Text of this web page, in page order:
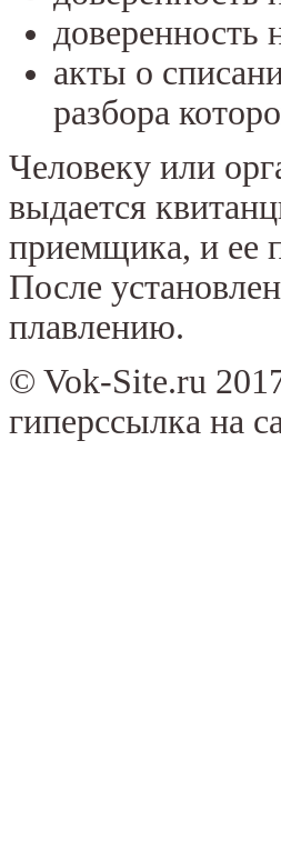
доверенность
акты о
разбора
Человеку или
выдается
приемщика, и ее
После
плавлению.
© Vok-Site.ru
гиперссылка на